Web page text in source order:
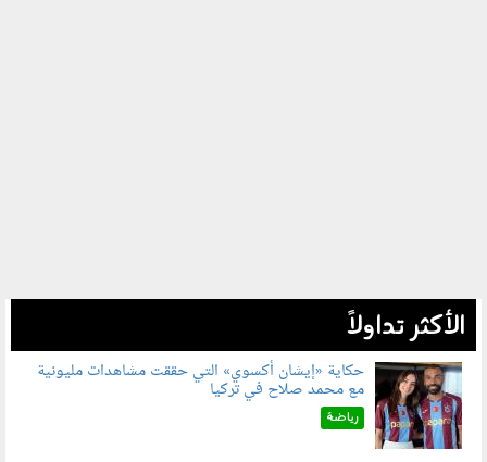
الأكثر تداولاً
080802.jpg
حكاية «إيشان أكسوي» التي حققت مشاهدات مليونية
مع محمد صلاح في تركيا
رياضة